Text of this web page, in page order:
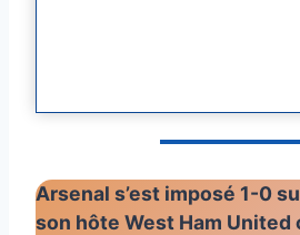
Arsenal s’est imposé 1-0
son hôte West Ham United